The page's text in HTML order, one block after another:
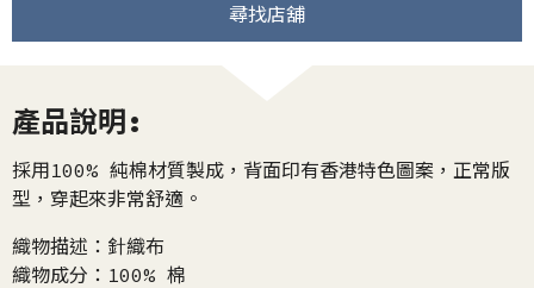
尋找店舖
產品說明:
採用100% 純棉材質製成，背面印有香港特色圖案，正常版
型，穿起來非常舒適。
織物描述：針織布
織物成分：100% 棉